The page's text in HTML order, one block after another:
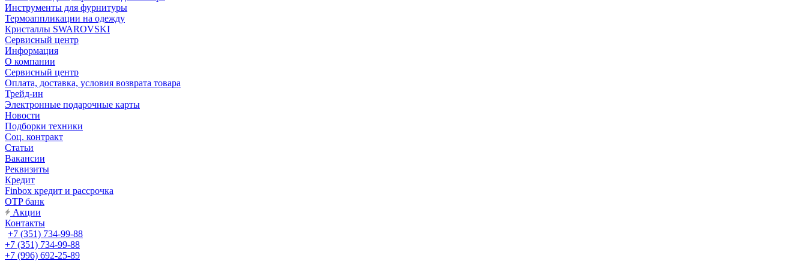
Инструменты для фурнитуры
Термоаппликации на одежду
Кристаллы SWAROVSKI
Сервисный центр
Информация
О компании
Сервисный центр
Оплата, доставка, условия возврата товара
Трейд-ин
Электронные подарочные карты
Новости
Подборки техники
Соц. контракт
Статьи
Вакансии
Реквизиты
Кредит
Finbox кредит и рассрочка
OTP банк
Акции
Контакты
+7 (351) 734-99-88
+7 (351) 734-99-88
+7 (996) 692-25-89